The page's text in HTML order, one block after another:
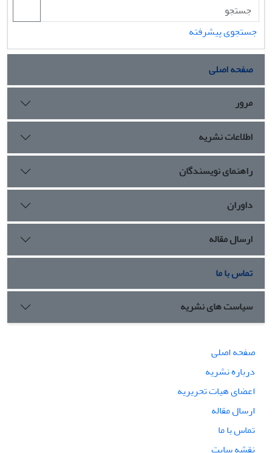
جستجوی پیشرفته
صفحه اصلی
مرور
اطلاعات نشریه
راهنمای نویسندگان
داوران
ارسال مقاله
تماس با ما
سیاست های نشریه
صفحه اصلی
درباره نشریه
اعضای هیات تحریریه
ارسال مقاله
تماس با ما
نقشه سایت